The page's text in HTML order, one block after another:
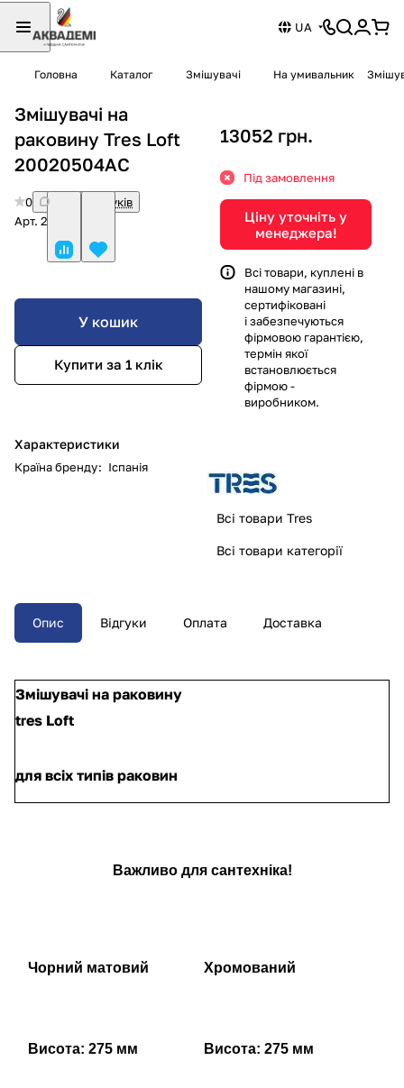
UA
Головна Каталог Змішувачі На умивальник
Змішувачі на
раковину Tres Loft
20020504AC
0
Немає відгуків
Арт. 20020504AC
У кошик
Купити за 1 клiк
Характеристики
Країна бренду: Іспанія
13052 грн.
Під замовлення
Ціну уточніть у
менеджера!
Всі товари, куплені в
нашому магазині,
сертифіковані
і забезпечуються
фірмовою гарантією,
термін якої
встановлюється
фірмою -
виробником.
Всі товари Tres
Всі товари категорії
Опис Відгуки Оплата Доставка
Змішувачі на раковину
tres Loft
для всіх типів раковин
Важливо для сантехніка!
Чорний матовий
Висота: 275 мм
Хромований
Висота: 275 мм